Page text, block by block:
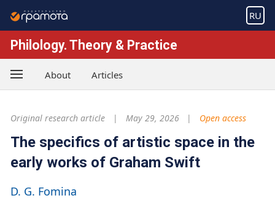
RU
Philology. Theory & Practice
About Articles
Original research article May 29, 2026 Open access
The specifics of artistic space in the
early works of Graham Swift
D. G. Fomina